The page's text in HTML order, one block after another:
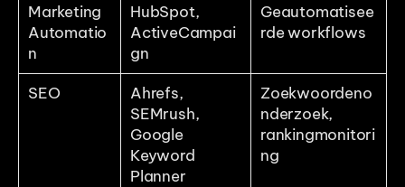
Marketing
Automatio
n
HubSpot,
ActiveCampai
gn
Geautomatisee
rde workflows
SEO
Ahrefs,
SEMrush,
Google
Keyword
Planner
Zoekwoordeno
nderzoek,
rankingmonitori
ng